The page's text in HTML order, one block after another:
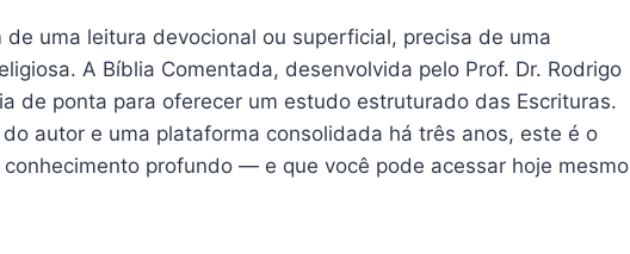
uma leitura devocional ou superficial, precisa de uma
A Bíblia Comentada, desenvolvida pelo Prof. Dr. Rodrigo
de ponta para oferecer um estudo estruturado das Escrituras.
autor e uma plataforma consolidada há três anos, este é o
profundo — e que você pode acessar hoje mesmo